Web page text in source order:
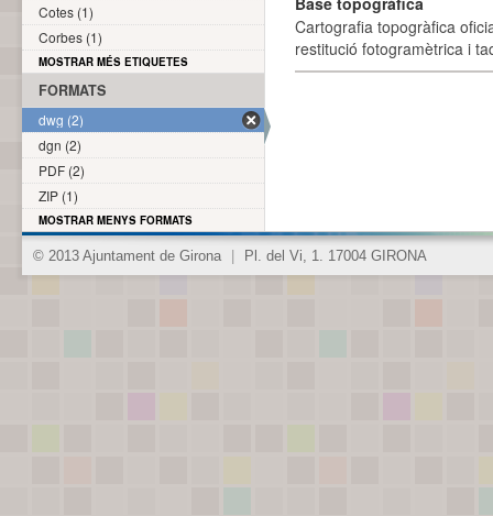
Cartografia topogràfica
restitució fotogramètrica i
Cotes (1)
Corbes (1)
MOSTRAR MÉS ETIQUETES
FORMATS
dwg (2)
dgn (2)
PDF (2)
ZIP (1)
MOSTRAR MENYS FORMATS
© 2013 Ajuntament de Girona Pl. del Vi, 1. 17004 GIRONA